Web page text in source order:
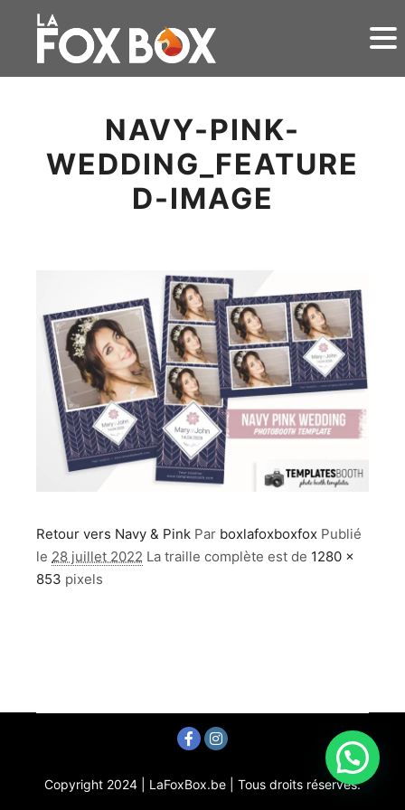
NAVY-PINK-
WEDDING_FEATURE
D-IMAGE
Retour vers Navy & Pink Par boxlafoxboxfox Publié
le 28 juillet 2022 La traille complète est de 1280 ×
853 pixels
Copyright 2024 | LaFoxBox.be | Tous droits réservés.